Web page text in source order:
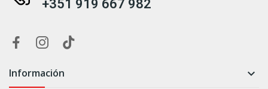
+351 919 667 982
Información 